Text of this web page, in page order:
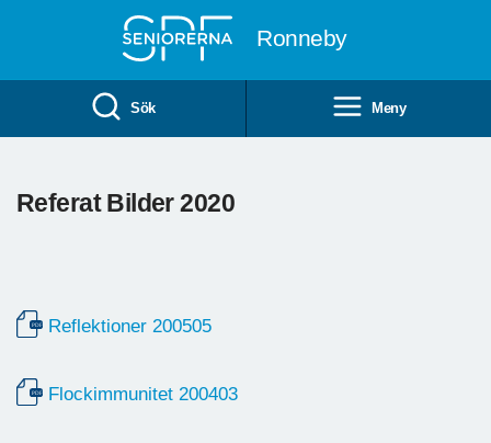
Ronneby
Sök Meny
Referat Bilder 2020
Reflektioner 200505
Flockimmunitet 200403